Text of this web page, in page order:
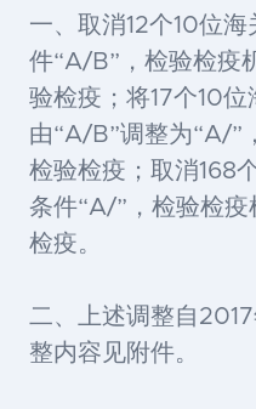
一、取消12个10位
件“A/B”，检验检疫
验检疫；将17个10
由“A/B”调整为“A/”
检验检疫；取消168
条件“A/”，检验检
检疫。
二、上述调整自
整内容见附件。